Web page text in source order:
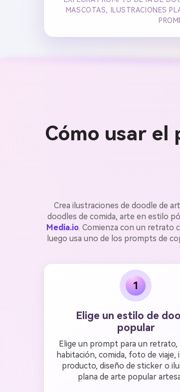
MASCOTAS, ILUSTRACIONES
Cómo usar
Crea ilustraciones de doodle de
doodles de comida, arte en estilo
Media.io. Comienza con un retrato
luego usa uno de los prompts de
1
Elige un estilo de
popular
Elige un prompt para un retrato,
habitación, comida, foto de viaje,
producto, diseño de sticker o
plana de arte popular